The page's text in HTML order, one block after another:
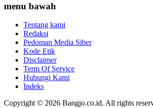
menu bawah
Tentang kami
Redaksi
Pedoman Media Siber
Kode Etik
Disclaimer
Term Of Service
Hubungi Kami
Indeks
Copyright © 2026 Bangjo.co.id. All rights